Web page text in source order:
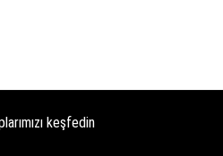
keşfedin